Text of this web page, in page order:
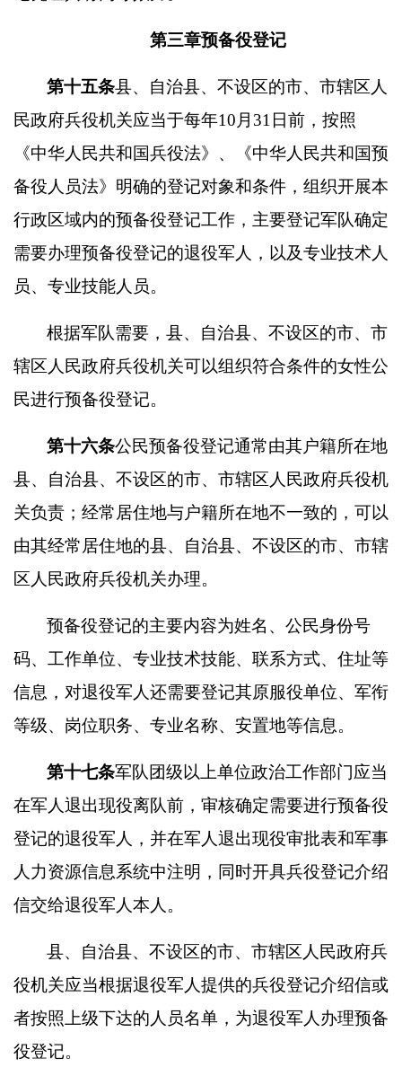
第三章预备役登记
第十五条县、自治县、不设区的市、市辖区人
民政府兵役机关应当于每年10 月 31 日前，按照
《中华人民共和国兵役法》、《中华人民共和国预
备役人员法》明确的登记对象和条件，组织开展本
行政区域内的预备役登记工作，主要登记军队确定
需要办理预备役登记的退役军人，以及专业技术人
员、专业技能人员。
根据军队需要，县、自治县、不设区的市、市
辖区人民政府兵役机关可以组织符合条件的女性公
民进行预备役登记。
第十六条公民预备役登记通常由其户籍所在地
县、自治县、不设区的市、市辖区人民政府兵役机
关负责；经常居住地与户籍所在地不一致的，可以
由其经常居住地的县、自治县、不设区的市、市辖
区人民政府兵役机关办理。
预备役登记的主要内容为姓名、公民身份号
码、工作单位、专业技术技能、联系方式、住址等
信息，对退役军人还需要登记其原服役单位、军衔
等级、岗位职务、专业名称、安置地等信息。
第十七条军队团级以上单位政治工作部门应当
在军人退出现役离队前，审核确定需要进行预备役
登记的退役军人，并在军人退出现役审批表和军事
人力资源信息系统中注明，同时开具兵役登记介绍
信交给退役军人本人。
县、自治县、不设区的市、市辖区人民政府兵
役机关应当根据退役军人提供的兵役登记介绍信或
者按照上级下达的人员名单，为退役军人办理预备
役登记。